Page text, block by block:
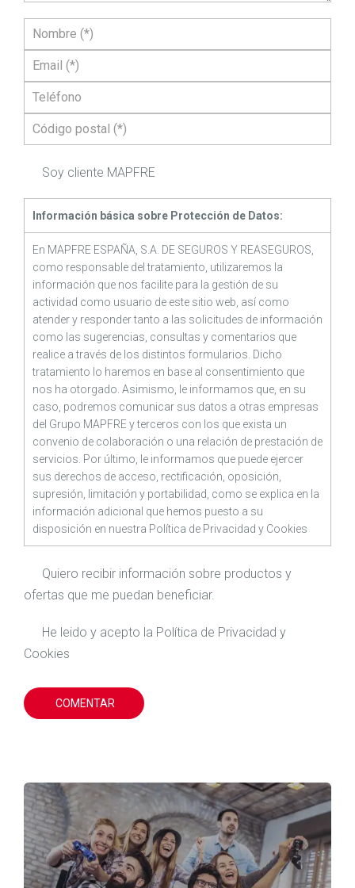
Soy cliente MAPFRE
Información básica sobre Protección de Datos:
En MAPFRE ESPAÑA, S.A. DE SEGUROS Y REASEGUROS,
como responsable del tratamiento, utilizaremos la
información que nos facilite para la gestión de su
actividad como usuario de este sitio web, así como
atender y responder tanto a las solicitudes de información
como las sugerencias, consultas y comentarios que
realice a través de los distintos formularios. Dicho
tratamiento lo haremos en base al consentimiento que
nos ha otorgado. Asimismo, le informamos que, en su
caso, podremos comunicar sus datos a otras empresas
del Grupo MAPFRE y terceros con los que exista un
convenio de colaboración o una relación de prestación de
servicios. Por último, le informamos que puede ejercer
sus derechos de acceso, rectificación, oposición,
supresión, limitación y portabilidad, como se explica en la
información adicional que hemos puesto a su
disposición en nuestra Política de Privacidad y Cookies
Quiero recibir información sobre productos y
ofertas que me puedan beneficiar.
He leido y acepto la Política de Privacidad y
Cookies
COMENTAR